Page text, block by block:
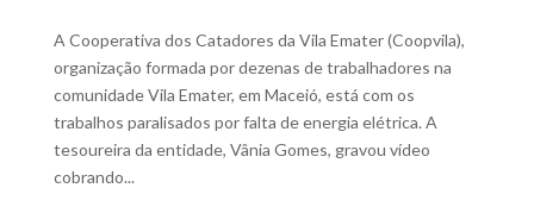
A Cooperativa dos Catadores da Vila Emater (Coopvila),
organização formada por dezenas de trabalhadores na
comunidade Vila Emater, em Maceió, está com os
trabalhos paralisados por falta de energia elétrica. A
tesoureira da entidade, Vânia Gomes, gravou vídeo
cobrando...